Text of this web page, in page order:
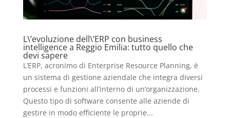
L\’evoluzione dell\’ERP con business
intelligence a Reggio Emilia: tutto quello che
devi sapere
L’ERP, acronimo di Enterprise Resource Planning, è
un sistema di gestione aziendale che integra diversi
processi e funzioni all’interno di un’organizzazione.
Questo tipo di software consente alle aziende di
gestire in modo efficiente le proprie...